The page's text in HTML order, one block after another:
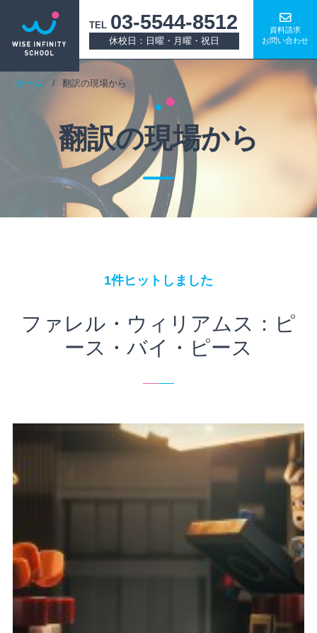
TEL 03-5544-8512
休校日：日曜・月曜・祝日
資料請求
お問い合わせ
ホーム 翻訳の現場から
翻訳の現場から
1件ヒットしました
ファレル・ウィリアムス：ピ
ース・バイ・ピース